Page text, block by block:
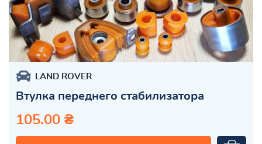
LAND ROVER
Втулка переднего стабилизатора
105.00 ₴